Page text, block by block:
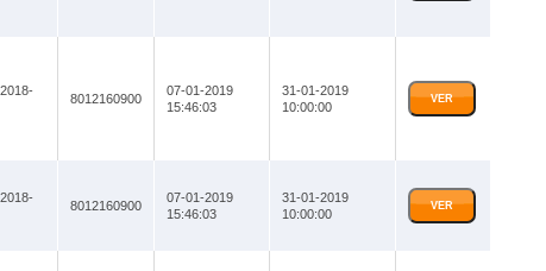
8012160900
07-01-2019
15:46:03
31-01-2019
10:00:00
VER
8012160900
07-01-2019
15:46:03
31-01-2019
10:00:00
VER